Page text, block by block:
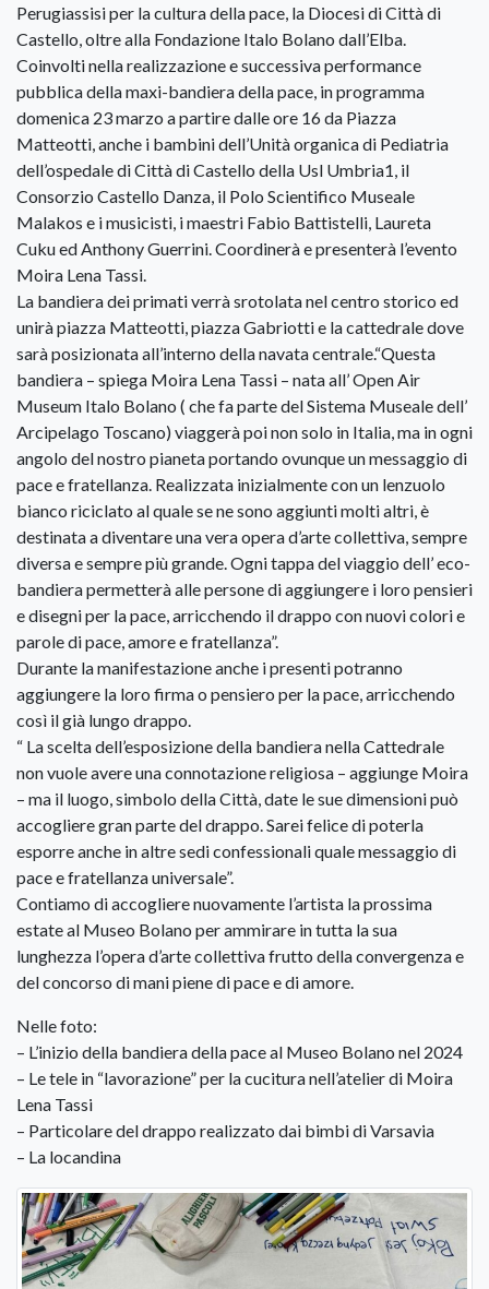
Perugiassisi per la cultura della pace, la Diocesi di Città di
Castello, oltre alla Fondazione Italo Bolano dall’Elba.
Coinvolti nella realizzazione e successiva performance
pubblica della maxi-bandiera della pace, in programma
domenica 23 marzo a partire dalle ore 16 da Piazza
Matteotti, anche i bambini dell’Unità organica di Pediatria
dell’ospedale di Città di Castello della Usl Umbria1, il
Consorzio Castello Danza, il Polo Scientifico Museale
Malakos e i musicisti, i maestri Fabio Battistelli, Laureta
Cuku ed Anthony Guerrini. Coordinerà e presenterà l’evento
Moira Lena Tassi.
La bandiera dei primati verrà srotolata nel centro storico ed
unirà piazza Matteotti, piazza Gabriotti e la cattedrale dove
sarà posizionata all’interno della navata centrale.“Questa
bandiera – spiega Moira Lena Tassi – nata all’ Open Air
Museum Italo Bolano ( che fa parte del Sistema Museale dell’
Arcipelago Toscano) viaggerà poi non solo in Italia, ma in ogni
angolo del nostro pianeta portando ovunque un messaggio di
pace e fratellanza. Realizzata inizialmente con un lenzuolo
bianco riciclato al quale se ne sono aggiunti molti altri, è
destinata a diventare una vera opera d’arte collettiva, sempre
diversa e sempre più grande. Ogni tappa del viaggio dell’ eco-
bandiera permetterà alle persone di aggiungere i loro pensieri
e disegni per la pace, arricchendo il drappo con nuovi colori e
parole di pace, amore e fratellanza”.
Durante la manifestazione anche i presenti potranno
aggiungere la loro firma o pensiero per la pace, arricchendo
così il già lungo drappo.
“ La scelta dell’esposizione della bandiera nella Cattedrale
non vuole avere una connotazione religiosa – aggiunge Moira
– ma il luogo, simbolo della Città, date le sue dimensioni può
accogliere gran parte del drappo. Sarei felice di poterla
esporre anche in altre sedi confessionali quale messaggio di
pace e fratellanza universale”.
Contiamo di accogliere nuovamente l’artista la prossima
estate al Museo Bolano per ammirare in tutta la sua
lunghezza l’opera d’arte collettiva frutto della convergenza e
del concorso di mani piene di pace e di amore.
Nelle foto:
– L’inizio della bandiera della pace al Museo Bolano nel 2024
– Le tele in “lavorazione” per la cucitura nell’atelier di Moira
Lena Tassi
– Particolare del drappo realizzato dai bimbi di Varsavia
– La locandina